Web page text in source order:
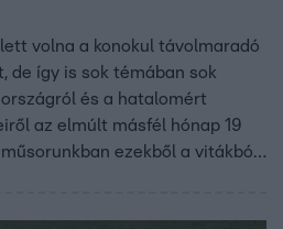
volna a konokul távolmaradó
de így is sok témában sok
és a hatalomért
az elmúlt másfél hónap 19
ezekből a vitákból